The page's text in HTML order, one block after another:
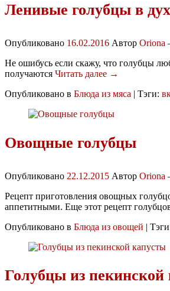
Ленивые голубцы в
Опубликовано 16.02.2016 Автор Oriona
Не ошибусь если скажу, что голубцы
получаются Читать далее →
Опубликовано в Блюда из мяса | Тэги:
Овощные голубцы
Опубликовано 22.12.2015 Автор Oriona
Рецепт приготовления овощных
аппетитными. Еще этот рецепт
Опубликовано в Блюда из овощей |
Голубцы из пекинской